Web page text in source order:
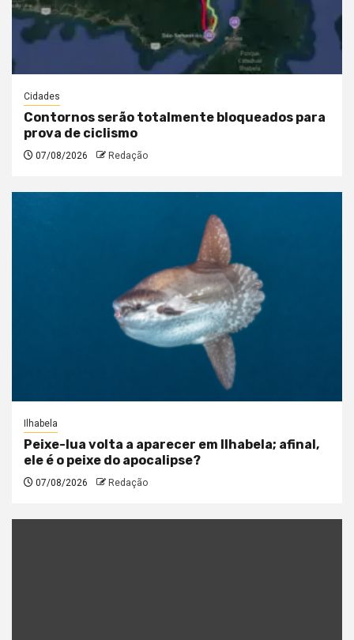
Cidades
Contornos serão totalmente bloqueados para
prova de ciclismo
07/08/2026 Redação
Ilhabela
Peixe-lua volta a aparecer em Ilhabela; afinal,
ele é o peixe do apocalipse?
07/08/2026 Redação